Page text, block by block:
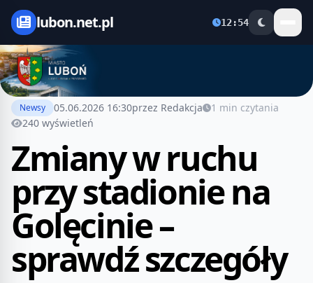
lubon.net.pl 12:54
Newsy 05.06.2026 16:30przez Redakcja
1 min czytania
240 wyświetleń
Zmiany w ruchu
przy stadionie na
Golęcinie –
sprawdź szczegóły